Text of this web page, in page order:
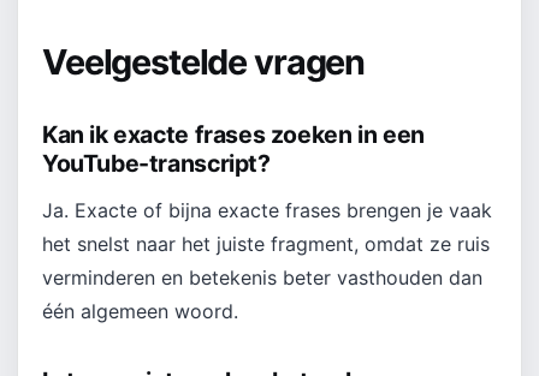
Veelgestelde vragen
Kan ik exacte frases zoeken in een
YouTube-transcript?
Ja. Exacte of bijna exacte frases brengen je vaak
het snelst naar het juiste fragment, omdat ze ruis
verminderen en betekenis beter vasthouden dan
één algemeen woord.